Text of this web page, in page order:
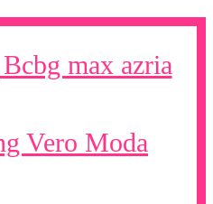
max azria
Vero Moda